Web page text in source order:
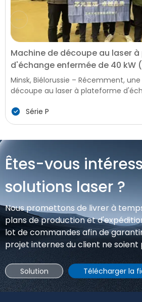
Machine de découpe au laser
d'échange enfermée de 40 kW
en Biélorussie, boostant la
de la fabrication
Minsk, Biélorussie – Récemment,
découpe au laser à plateforme
traitement des métaux, a été
avec succès dans une entreprise
des métaux locale, apportant des
production avancées, efficaces et
manufacturière de la Biélorussie,
demande dans la construction
Série P
Êtes-vous
solutions laser ?
Nous promettons de livrer à
plans de production et
lot de commandes afin de
projet internes du client ne soient
Solution Télécharger la